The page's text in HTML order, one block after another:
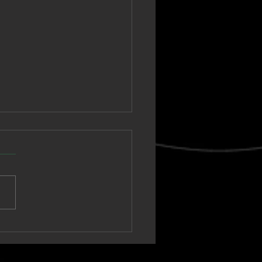
Vagabond
un sintetizador